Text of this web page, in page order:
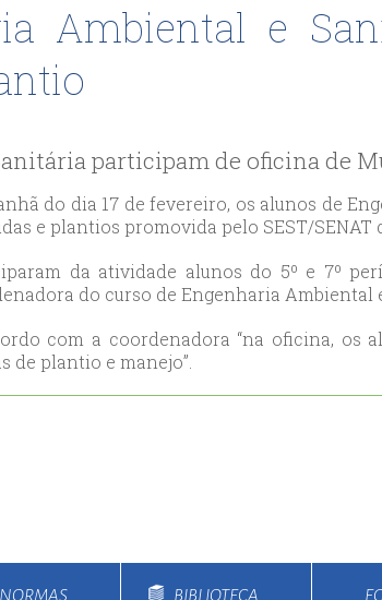
Ambiental e
participam de oficina de
do dia 17 de fevereiro, os alunos de
e plantios promovida pelo SEST/SENAT
da atividade alunos do 5º e 7º
do curso de Engenharia Ambiental
com a coordenadora “na oficina, os
de plantio e manejo”.
BIBLIOTECA